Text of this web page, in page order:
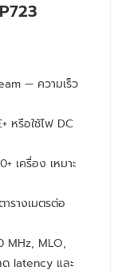
— ความเร็ว
หรือใช้ไฟ DC
เครื่อง เหมาะ
รางเมตรต่อ
MHz, MLO,
latency และ